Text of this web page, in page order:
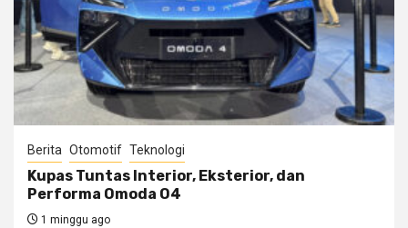
Berita Otomotif Teknologi
Kupas Tuntas Interior, Eksterior, dan
Performa Omoda O4
1 minggu ago